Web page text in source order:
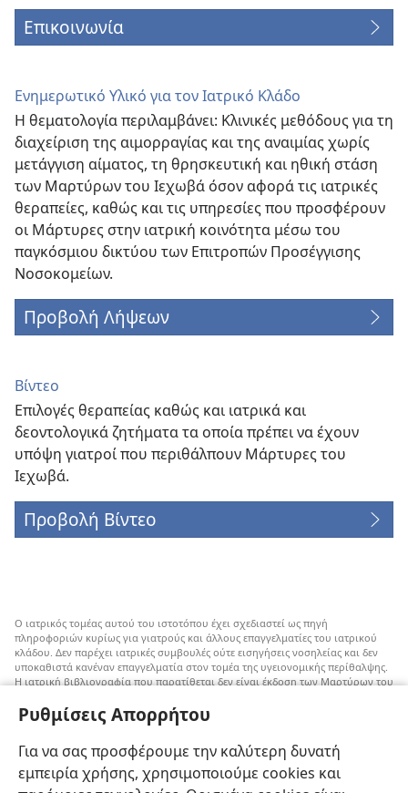
Ρυθμίσεις Απορρήτου
Για να σας προσφέρουμε την καλύτερη δυνατή
εμπειρία χρήσης, χρησιμοποιούμε cookies και
Επικοινωνία
Ενημερωτικό Υλικό για τον Ιατρικό Κλάδο
Η θεματολογία περιλαμβάνει: Κλινικές μεθόδους για τη
διαχείριση της αιμορραγίας και της αναιμίας χωρίς
μετάγγιση αίματος, τη θρησκευτική και ηθική στάση
των Μαρτύρων του Ιεχωβά όσον αφορά τις ιατρικές
θεραπείες, καθώς και τις υπηρεσίες που προσφέρουν
οι Μάρτυρες στην ιατρική κοινότητα μέσω του
παγκόσμιου δικτύου των Επιτροπών Προσέγγισης
Νοσοκομείων.
Προβολή Λήψεων
Βίντεο
Επιλογές θεραπείας καθώς και ιατρικά και
δεοντολογικά ζητήματα τα οποία πρέπει να έχουν
υπόψη γιατροί που περιθάλπουν Μάρτυρες του
Ιεχωβά.
Προβολή Βίντεο
Ο ιατρικός τομέας αυτού του ιστοτόπου έχει σχεδιαστεί ως πηγή
πληροφοριών κυρίως για γιατρούς και άλλους επαγγελματίες του ιατρικού
κλάδου. Δεν παρέχει ιατρικές συμβουλές ούτε εισηγήσεις νοσηλείας και δεν
υποκαθιστά κανέναν επαγγελματία στον τομέα της υγειονομικής περίθαλψης.
Η ιατρική βιβλιογραφία που παρατίθεται δεν είναι έκδοση των Μαρτύρων του
μπορούν να ληφθούν υπόψη. Αποτελεί ευθύνη του κάθε επαγγελματία στον
τομέα της υγειονομικής περίθαλψης να είναι ενήμερος για τυχόν νέες
παίρνει αποφάσεις που συμφωνούν με την ιατρική του κατάσταση, τις
επιθυμίες του, τις αξίες του και τις πεποιθήσεις του. Δεν είναι όλες οι μέθοδοι
που εμφανίζονται εδώ κατάλληλες ή αποδεκτές από όλους τους ασθενείς.